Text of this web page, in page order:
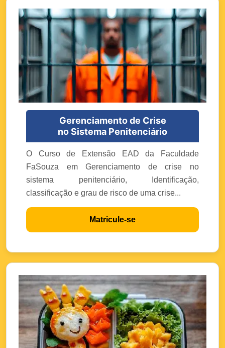
Gerenciamento de Crise
no Sistema Penitenciário
O Curso de Extensão EAD da Faculdade
FaSouza em Gerenciamento de crise no
sistema penitenciário, Identificação,
classificação e grau de risco de uma crise...
Matricule-se